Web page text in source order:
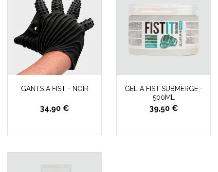
GANTS A FIST - NOIR
34,90 €
GEL A FIST SUBMERGE -
500ML
39,50 €